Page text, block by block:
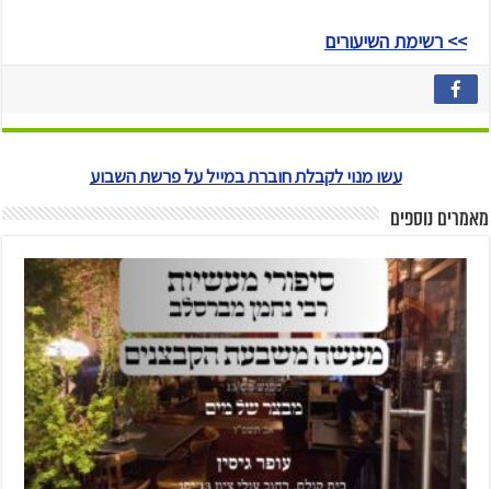
>> רשימת השיעורים
עשו מנוי לקבלת חוברת במייל על פרשת השבוע
מאמרים נוספים